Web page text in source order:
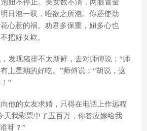
妞不停止。美女数不清，两眼冒金
日泡一双，唯欲之所泡。你还使劲
心惹的祸。劝君多保重，妞多心也
把好女欺。
发现猪排不太新鲜，去对师傅说：“师
上星期的好吃。”师傅说：“胡说，这
”
他的女友求婚，只得在电话上作远程
天我彩票中了五百万，你答应嫁给我
呀？”